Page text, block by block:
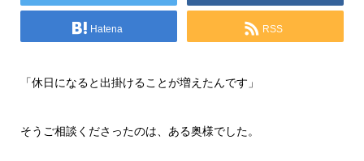
Hatena RSS
「休日になると出掛けることが増えたんです」
そうご相談くださったのは、ある奥様でした。